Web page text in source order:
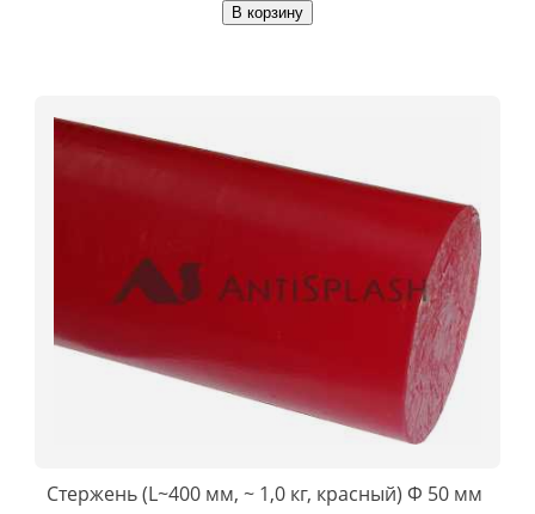
В корзину
Стержень (L~400 мм, ~ 1,0 кг, красный) Ф 50 мм